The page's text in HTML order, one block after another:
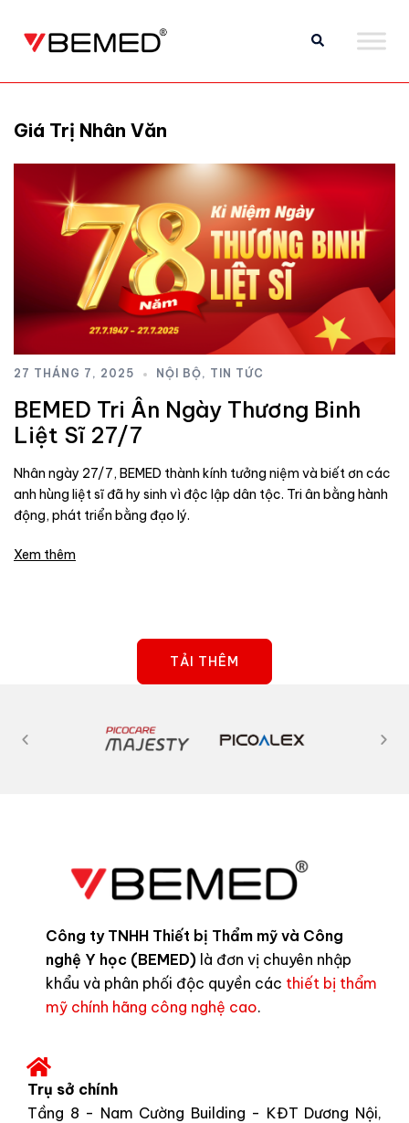
Giá Trị Nhân Văn
27 THÁNG 7, 2025 NỘI BỘ, TIN TỨC
BEMED Tri Ân Ngày Thương Binh
Liệt Sĩ 27/7
Nhân ngày 27/7, BEMED thành kính tưởng niệm và biết ơn các
anh hùng liệt sĩ đã hy sinh vì độc lập dân tộc. Tri ân bằng hành
động, phát triển bằng đạo lý.
Xem thêm
TẢI THÊM
Công ty TNHH Thiết bị Thẩm mỹ và Công
nghệ Y học (BEMED) là đơn vị chuyên nhập
khẩu và phân phối độc quyền các thiết bị thẩm
mỹ chính hãng công nghệ cao.
Trụ sở chính
Tầng 8 - Nam Cường Building - KĐT Dương Nội,